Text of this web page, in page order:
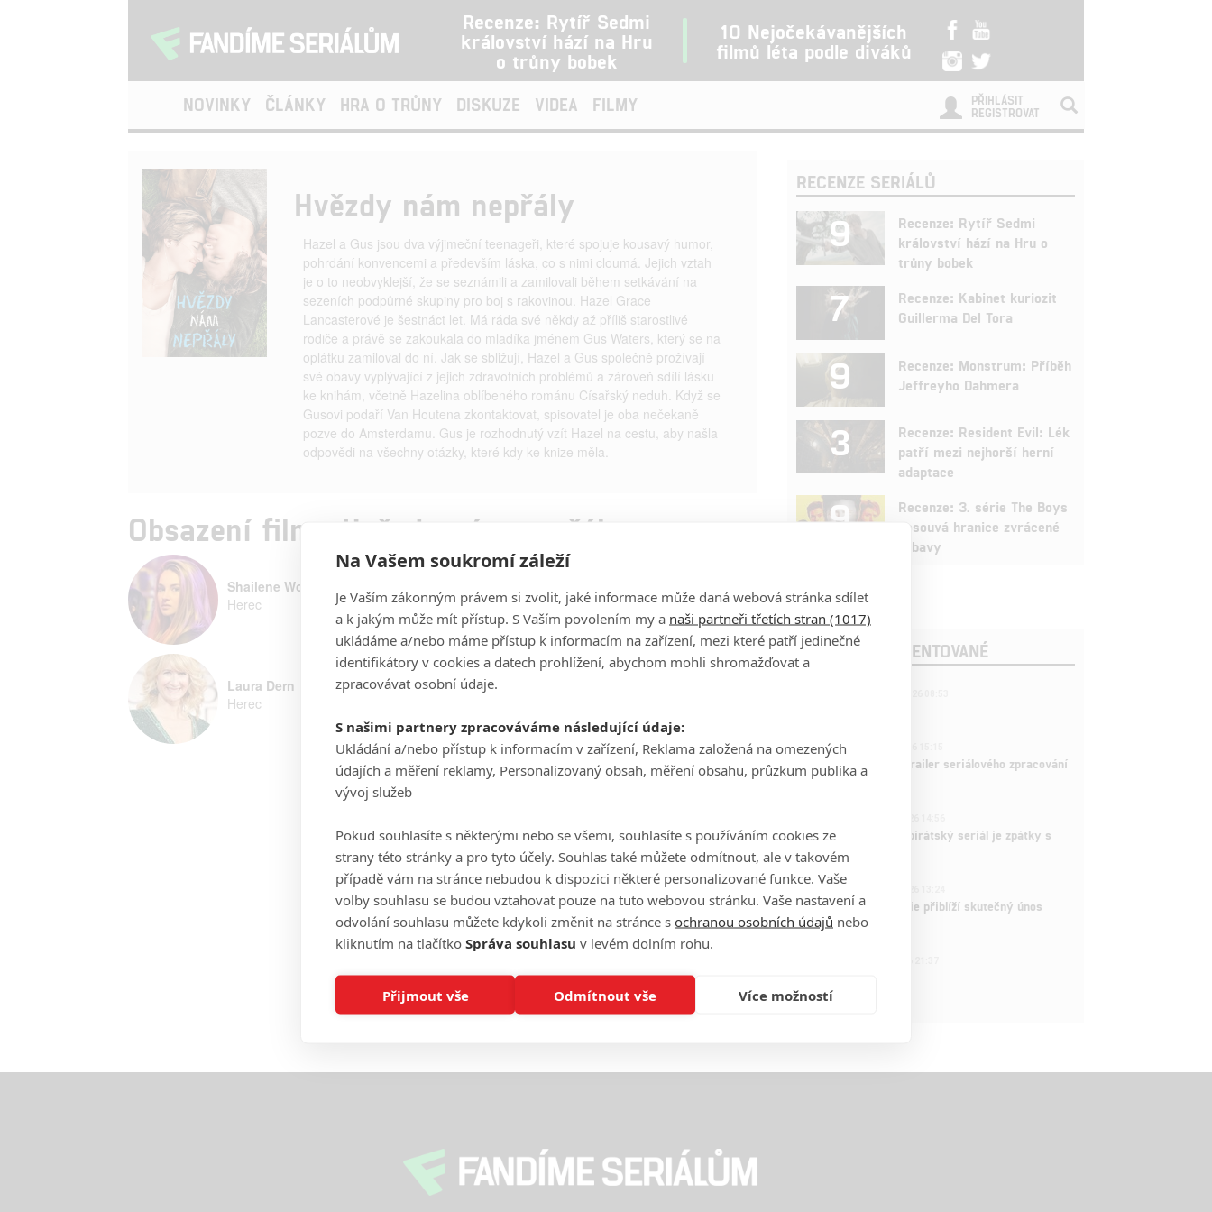
Recenze: Rytíř Sedmi
království hází na Hru
o trůny bobek
10 Nejočekávanějších
filmů léta podle diváků
NOVINKY ČLÁNKY HRA O TRŮNY DISKUZE VIDEA FILMY
PŘIHLÁSIT
REGISTROVAT
Hvězdy nám nepřály
Hazel a Gus jsou dva výjimeční teenageři, které spojuje kousavý humor,
pohrdání konvencemi a především láska, co s nimi cloumá. Jejich vztah
je o to neobvyklejší, že se seznámili a zamilovali během setkávání na
sezeních podpůrné skupiny pro boj s rakovinou. Hazel Grace
Lancasterové je šestnáct let. Má ráda své někdy až příliš starostlivé
rodiče a právě se zakoukala do mladíka jménem Gus Waters, který se na
oplátku zamiloval do ní. Jak se sbližují, Hazel a Gus společně prožívají
své obavy vyplývající z jejich zdravotních problémů a zároveň sdílí lásku
ke knihám, včetně Hazelina oblíbeného románu Císařský neduh. Když se
Gusovi podaří Van Houtena zkontaktovat, spisovatel je oba nečekaně
pozve do Amsterdamu. Gus je rozhodnutý vzít Hazel na cestu, aby našla
odpovědi na všechny otázky, které kdy ke knize měla.
Obsazení filmu Hvězdy nám nepřály
Shailene Woodley
Herec
Herec
Laura Dern
Herec
RECENZE SERIÁLŮ
9
Recenze: Rytíř Sedmi
království hází na Hru o
trůny bobek
7
Recenze: Kabinet kuriozit
Guillerma Del Tora
9
Recenze: Monstrum: Příběh
Jeffreyho Dahmera
3
Recenze: Resident Evil: Lék
patří mezi nejhorší herní
adaptace
9
Recenze: 3. série The Boys
posouvá hranice zvrácené
zábavy
POSLEDNÍ KOMENTOVANÉ
1ČLÁNEK | 26.03.2026 15:15
Harry Potter: První trailer seriálového zpracování
je venku
One Piece: Oblíbený pirátský seriál je zpátky s
novými epizodami
2
Nová dramatická série přiblíží skutečný únos
letadla teroristy
Na Vašem soukromí záleží
Je Vaším zákonným právem si zvolit, jaké informace může daná webová stránka sdílet
a k jakým může mít přístup. S Vaším povolením my a naši partneři třetích stran (1017)
ukládáme a/nebo máme přístup k informacím na zařízení, mezi které patří jedinečné
identifikátory v cookies a datech prohlížení, abychom mohli shromažďovat a
zpracovávat osobní údaje.
S našimi partnery zpracováváme následující údaje:
Ukládání a/nebo přístup k informacím v zařízení, Reklama založená na omezených
údajích a měření reklamy, Personalizovaný obsah, měření obsahu, průzkum publika a
vývoj služeb
Pokud souhlasíte s některými nebo se všemi, souhlasíte s používáním cookies ze
strany této stránky a pro tyto účely. Souhlas také můžete odmítnout, ale v takovém
případě vám na stránce nebudou k dispozici některé personalizované funkce. Vaše
volby souhlasu se budou vztahovat pouze na tuto webovou stránku. Vaše nastavení a
odvolání souhlasu můžete kdykoli změnit na stránce s ochranou osobních údajů nebo
kliknutím na tlačítko Správa souhlasu v levém dolním rohu.
Přijmout vše Odmítnout vše Více možností